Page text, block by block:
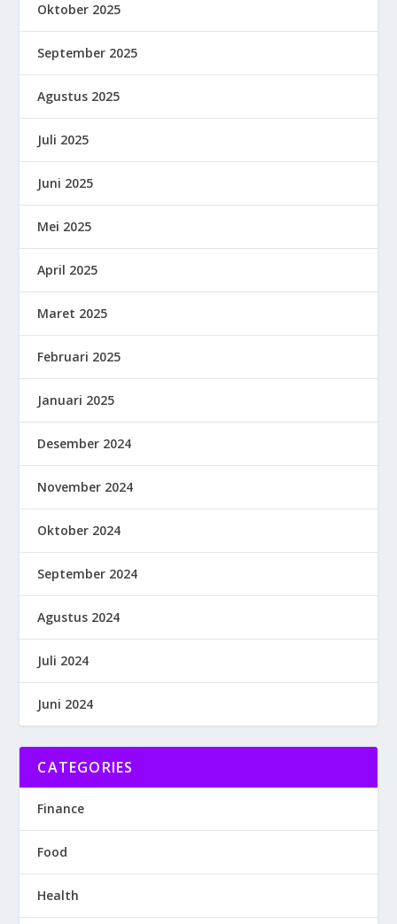
Oktober 2025
September 2025
Agustus 2025
Juli 2025
Juni 2025
Mei 2025
April 2025
Maret 2025
Februari 2025
Januari 2025
Desember 2024
November 2024
Oktober 2024
September 2024
Agustus 2024
Juli 2024
Juni 2024
CATEGORIES
Finance
Food
Health